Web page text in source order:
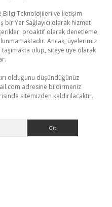
Bilgi Teknolojileri ve İletişim
bir Yer Sağlayıcı olarak hizmet
proaktif olarak denetleme
Ancak, üyelerimiz
olup, siteye üye olarak
olduğunu düşündüğünüz
adresine bildirmeniz
sitemizden kaldırılacaktır.